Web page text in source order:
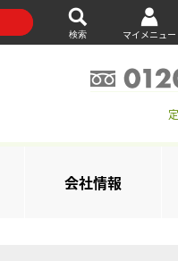
検索 マイメニュー
会社情報